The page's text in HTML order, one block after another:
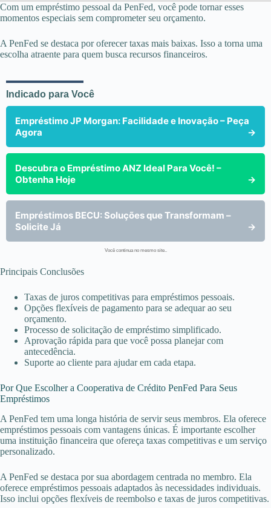
Com um empréstimo pessoal da PenFed, você pode tornar esses
momentos especiais sem comprometer seu orçamento.
A PenFed se destaca por oferecer taxas mais baixas. Isso a torna uma
escolha atraente para quem busca recursos financeiros.
Indicado para Você
Empréstimo JP Morgan: Facilidade e Inovação – Peça
Agora
→
Descubra o Empréstimo ANZ Ideal Para Você! –
Obtenha Hoje
→
Empréstimos BECU: Soluções que Transformam –
Solicite Já
→
Você continua no mesmo site..
Principais Conclusões
Taxas de juros competitivas para empréstimos pessoais.
Opções flexíveis de pagamento para se adequar ao seu
orçamento.
Processo de solicitação de empréstimo simplificado.
Aprovação rápida para que você possa planejar com
antecedência.
Suporte ao cliente para ajudar em cada etapa.
Por Que Escolher a Cooperativa de Crédito PenFed Para Seus
Empréstimos
A PenFed tem uma longa história de servir seus membros. Ela oferece
empréstimos pessoais com vantagens únicas. É importante escolher
uma instituição financeira que ofereça taxas competitivas e um serviço
personalizado.
A PenFed se destaca por sua abordagem centrada no membro. Ela
oferece empréstimos pessoais adaptados às necessidades individuais.
Isso inclui opções flexíveis de reembolso e taxas de juros competitivas.